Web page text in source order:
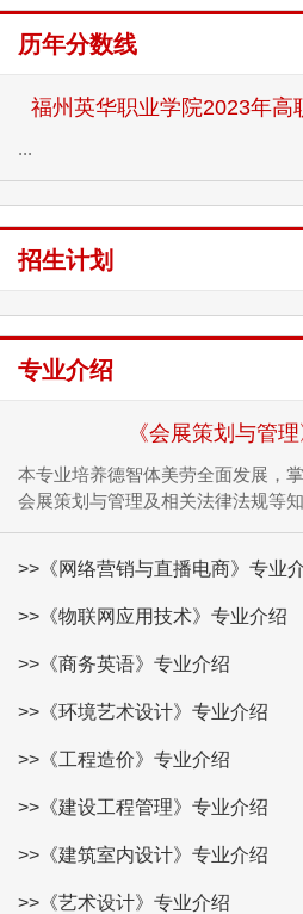
历年分数线
福州英华职业学院2023年高
...
招生计划
专业介绍
《会展策划与管
本专业培养德智体美劳全面发展，
会展策划与管理及相关法律法规等
>>《网络营销与直播电商》专业
>>《物联网应用技术》专业介绍
>>《商务英语》专业介绍
>>《环境艺术设计》专业介绍
>>《工程造价》专业介绍
>>《建设工程管理》专业介绍
>>《建筑室内设计》专业介绍
>>《艺术设计》专业介绍